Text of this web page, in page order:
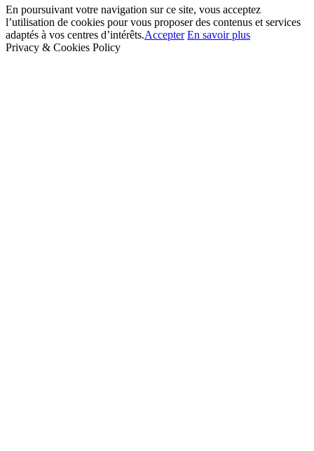
En poursuivant votre navigation sur ce site, vous acceptez
l’utilisation de cookies pour vous proposer des contenus et services
adaptés à vos centres d’intérêts.Accepter En savoir plus
Privacy & Cookies Policy